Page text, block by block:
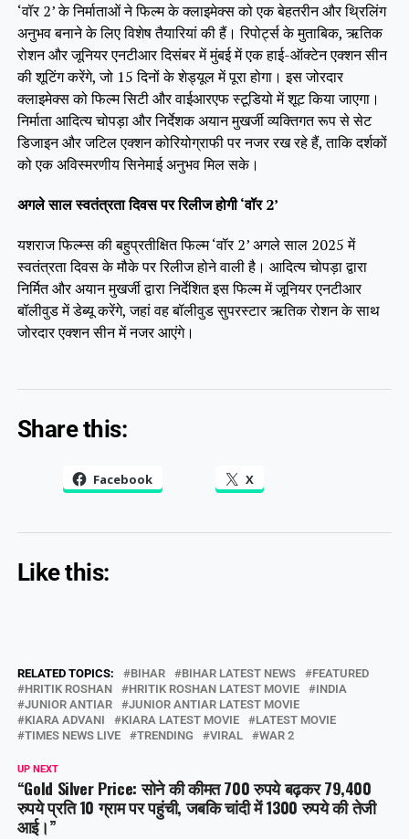
‘वॉर 2’ के निर्माताओं ने फिल्म के क्लाइमेक्स को एक बेहतरीन और थ्रिलिंग
अनुभव बनाने के लिए विशेष तैयारियां की हैं। रिपोर्ट्स के मुताबिक, ऋतिक
रोशन और जूनियर एनटीआर दिसंबर में मुंबई में एक हाई-ऑक्टेन एक्शन सीन
की शूटिंग करेंगे, जो 15 दिनों के शेड्यूल में पूरा होगा। इस जोरदार
क्लाइमेक्स को फिल्म सिटी और वाईआरएफ स्टूडियो में शूट किया जाएगा।
निर्माता आदित्य चोपड़ा और निर्देशक अयान मुखर्जी व्यक्तिगत रूप से सेट
डिजाइन और जटिल एक्शन कोरियोग्राफी पर नजर रख रहे हैं, ताकि दर्शकों
को एक अविस्मरणीय सिनेमाई अनुभव मिल सके।
अगले साल स्वतंत्रता दिवस पर रिलीज होगी ‘वॉर 2’
यशराज फिल्म्स की बहुप्रतीक्षित फिल्म ‘वॉर 2’ अगले साल 2025 में
स्वतंत्रता दिवस के मौके पर रिलीज होने वाली है। आदित्य चोपड़ा द्वारा
निर्मित और अयान मुखर्जी द्वारा निर्देशित इस फिल्म में जूनियर एनटीआर
बॉलीवुड में डेब्यू करेंगे, जहां वह बॉलीवुड सुपरस्टार ऋतिक रोशन के साथ
जोरदार एक्शन सीन में नजर आएंगे।
Share this:
Facebook X
Like this:
RELATED TOPICS: BIHAR BIHAR LATEST NEWS
FEATURED
HRITIK ROSHAN
HRITIK ROSHAN LATEST MOVIE
INDIA
JUNIOR ANTIAR
JUNIOR ANTIAR LATEST MOVIE
KIARA ADVANI
KIARA LATEST MOVIE
LATEST MOVIE
TIMES NEWS LIVE
TRENDING VIRAL WAR 2
UP NEXT
“Gold Silver Price: सोने की कीमत 700 रुपये बढ़कर 79,400
रुपये प्रति 10 ग्राम पर पहुंची, जबकि चांदी में 1300 रुपये की तेजी
आई।”